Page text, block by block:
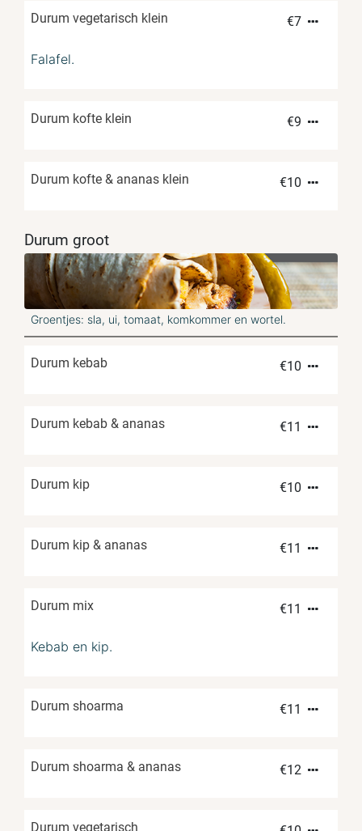
Durum vegetarisch klein €7
Falafel.
Durum kofte klein €9
Durum kofte & ananas klein €10
Durum groot
Groentjes: sla, ui, tomaat, komkommer en wortel.
Durum kebab €10
Durum kebab & ananas €11
Durum kip €10
Durum kip & ananas €11
Durum mix €11
Kebab en kip.
Durum shoarma €11
Durum shoarma & ananas €12
Durum vegetarisch